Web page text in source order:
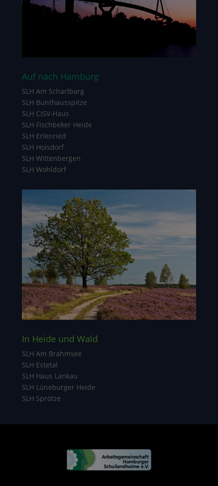
Auf nach Hamburg
SLH Am Scharlbarg
SLH Bunthausspitze
SLH CISV-Haus
SLH Fischbeker Heide
SLH Erlenried
SLH Hoisdorf
SLH Wittenbergen
SLH Wohldorf
In Heide und Wald
SLH Am Brahmsee
SLH Estetal
SLH Haus Lankau
SLH Lüneburger Heide
SLH Sprötze